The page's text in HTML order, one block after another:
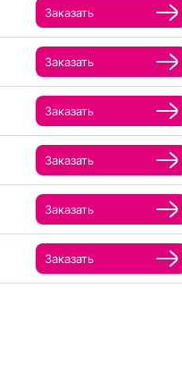
Заказать
Заказать
Заказать
Заказать
Заказать
Заказать